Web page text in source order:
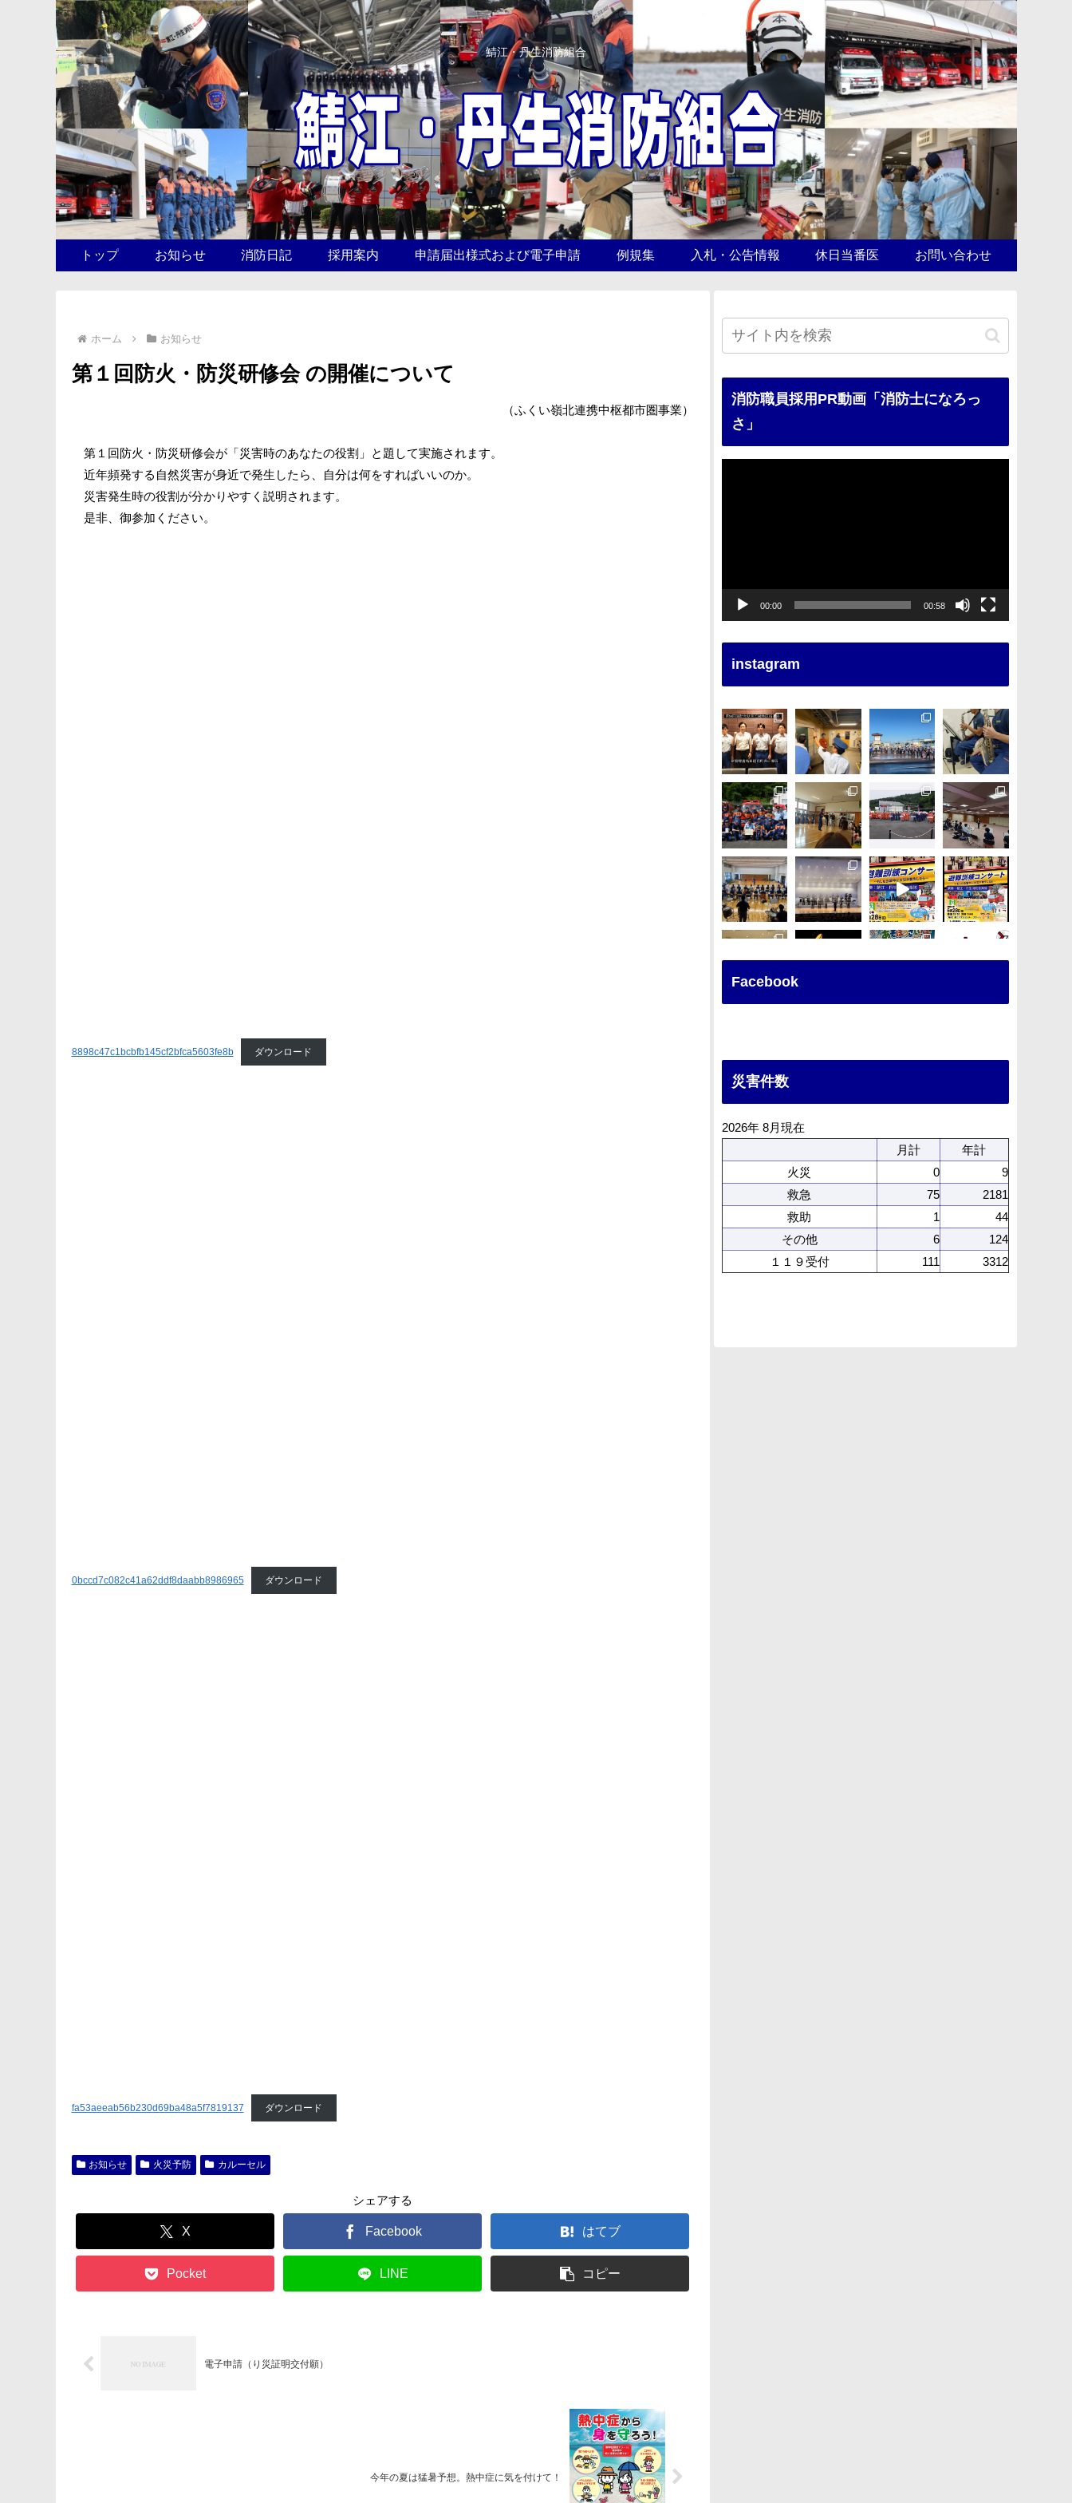
鯖江・丹生消防組合
トップ お知らせ 消防日記 採用案内 申請届出様式および電子申請 例規集 入札・公告情報 休日当番医 お問い合わせ
ホーム お知らせ
第１回防火・防災研修会 の開催について
（ふくい嶺北連携中枢都市圏事業）
第１回防火・防災研修会が「災害時のあなたの役割」と題して実施されます。
近年頻発する自然災害が身近で発生したら、自分は何をすればいいのか。
災害発生時の役割が分かりやすく説明されます。
是非、御参加ください。
8898c47c1bcbfb145cf2bfca5603fe8b ダウンロード
0bccd7c082c41a62ddf8daabb8986965 ダウンロード
fa53aeeab56b230d69ba48a5f7819137 ダウンロード
お知らせ 火災予防 カルーセル
シェアする
X Facebook はてブ
Pocket LINE コピー
電子申請（り災証明交付願）
今年の夏は猛暑予想。熱中症に気を付けて！
消防職員採用PR動画「消防士になろっ
さ」
00:00 00:58
instagram
Facebook
災害件数
2026年 8月現在
月計
年計
火災
0
9
救急
75
2181
救助
1
44
その他
6
124
１１９受付
111 3312